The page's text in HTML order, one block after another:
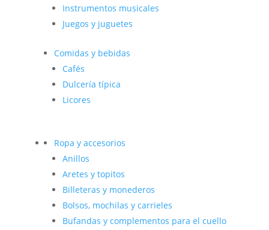
Instrumentos musicales
Juegos y juguetes
Comidas y bebidas
Cafés
Dulcería típica
Licores
Ropa y accesorios
Anillos
Aretes y topitos
Billeteras y monederos
Bolsos, mochilas y carrieles
Bufandas y complementos para el cuello